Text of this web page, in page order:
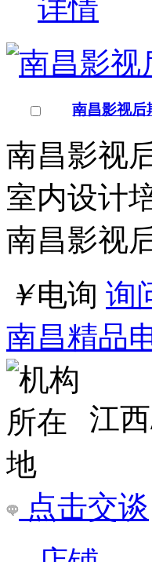
电询
福建华南
福建
点击交谈
店铺
详情